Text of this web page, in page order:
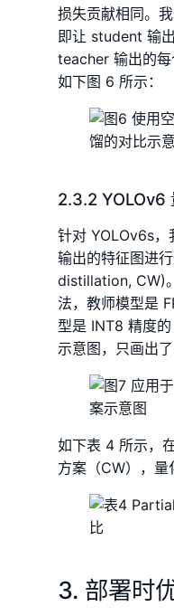
损失贡献相同。
即让 student 输
teacher 输出的每
如下图 6 所示：
2.3.2 YOLOv6
针对 YOLOv6s，
输出的特征图进
distillation, CW)
法，教师模型是
型是 INT8 精度
示意图，只画出
如下表 4 所示，
方案（CW），量
3. 部署时